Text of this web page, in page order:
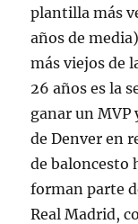
plantilla más
años de
más viejos de
26 años es la
ganar un
de Denver en
de baloncesto
forman parte
Real Madrid,